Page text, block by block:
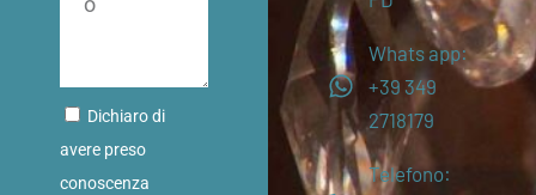
Dichiaro di
avere preso
conoscenza
Whats app:
+39 349
2718179
Telefono: